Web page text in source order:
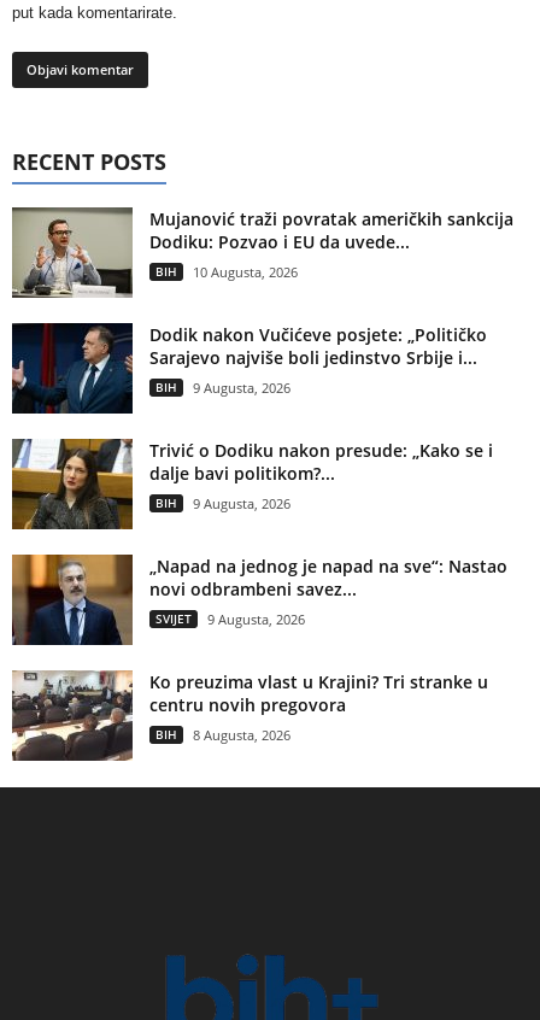
put kada komentarirate.
RECENT POSTS
Mujanović traži povratak američkih sankcija
Dodiku: Pozvao i EU da uvede...
BIH 10 Augusta, 2026
Dodik nakon Vučićeve posjete: „Političko
Sarajevo najviše boli jedinstvo Srbije i...
BIH 9 Augusta, 2026
Trivić o Dodiku nakon presude: „Kako se i
dalje bavi politikom?...
BIH 9 Augusta, 2026
„Napad na jednog je napad na sve“: Nastao
novi odbrambeni savez...
SVIJET 9 Augusta, 2026
Ko preuzima vlast u Krajini? Tri stranke u
centru novih pregovora
BIH 8 Augusta, 2026